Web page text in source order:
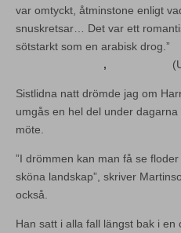
var omtyckt, åtminstone enligt
snuskretsar… Det var ett
sötstarkt som en
,
Sistlidna natt drömde jag om
umgås en hel del under
möte.
”I drömmen kan man få se
sköna landskap”, skriver
också.
Han satt i alla fall längst bak i